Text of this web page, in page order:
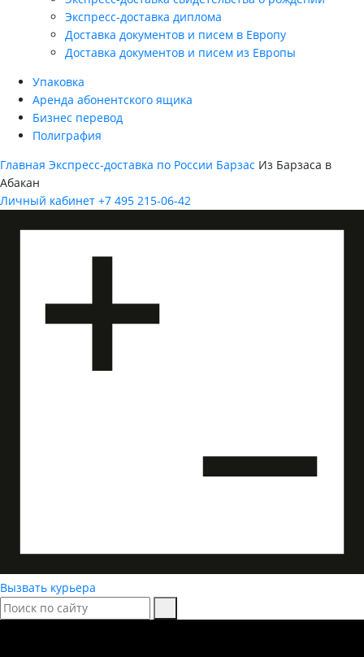
Экспресс-доставка диплома
Доставка документов и писем в Европу
Доставка документов и писем из Европы
Упаковка
Аренда абонентского ящика
Бизнес перевод
Полиграфия
Главная Экспресс-доставка по России Барзас Из Барзаса в
Абакан
Личный кабинет +7 495 215-06-42
Вызвать курьера